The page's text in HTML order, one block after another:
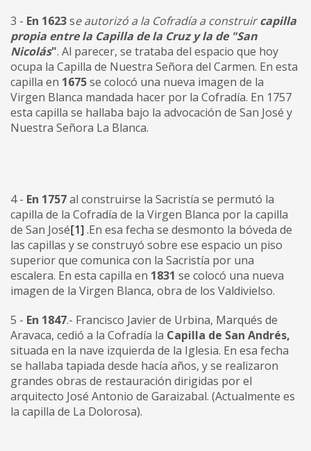
3 - En 1623se autorizó a la Cofradía a construircapilla
propia entre la Capilla de la Cruz y la de "San
Nicolás". Al parecer, se trataba del espacio que hoy
ocupa la Capilla de Nuestra Señora del Carmen. En esta
capilla en 1675se colocó una nueva imagen de la
Virgen Blanca mandada hacer por la Cofradía. En 1757
esta capilla se hallaba bajo la advocación de San José y
Nuestra Señora La Blanca.
4 - En 1757al construirse la Sacristía se permutó la
capilla de la Cofradía de la Virgen Blanca por la capilla
de San José[1] .En esa fecha se desmonto la bóveda de
las capillas y se construyó sobre ese espacio un piso
superior que comunica con la Sacristía por una
escalera. En esta capilla en 1831 se colocó una nueva
imagen de la Virgen Blanca, obra de los Valdivielso.
5 - En 1847.- Francisco Javier de Urbina, Marqués de
Aravaca, cedió a la Cofradía la Capilla de San Andrés,
situada en la nave izquierda de la Iglesia. En esa fecha
se hallaba tapiada desde hacía años, y se realizaron
grandes obras de restauración dirigidas por el
arquitecto José Antonio de Garaizabal. (Actualmente es
la capilla de La Dolorosa).